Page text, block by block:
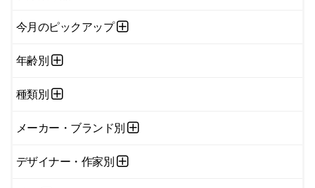
今月のピックアップ
年齢別
種類別
メーカー・ブランド別
デザイナー・作家別